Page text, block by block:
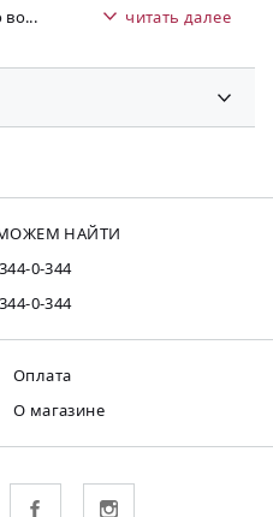
во... читать далее
НАЙТИ
0-344
0-344
Оплата
О магазине